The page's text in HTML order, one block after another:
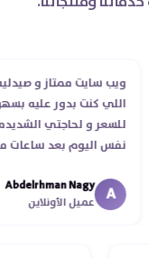
ويب سايت ممتاز و صيدليه
اللي كنت بدور عليه
للسعر و لحاجتي الشديده
نفس اليوم بعد ساعات
انتهاء موعد عمله ..فضل
استلمت ..شكرا جزيلا ليكم
A
Abdelrhman Nagy
عميل الأونلاين